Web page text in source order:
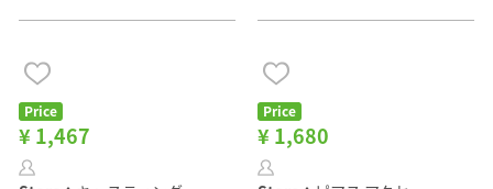
Price
¥ 1,467
Price
¥ 1,680